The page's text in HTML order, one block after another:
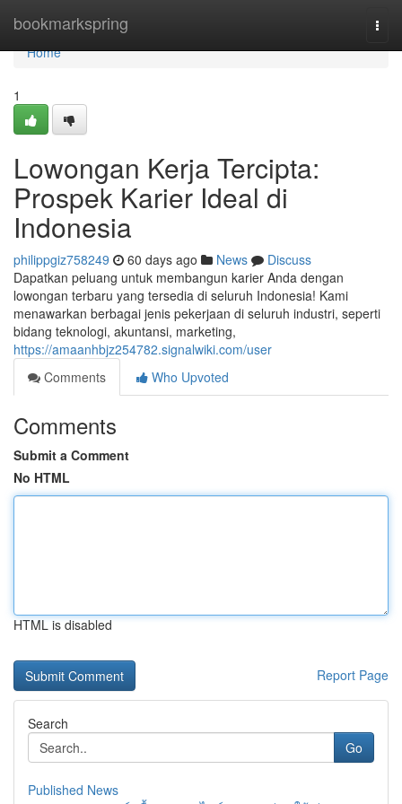
bookmarkspring
Home
Home
1
Lowongan Kerja Tercipta:
Prospek Karier Ideal di
Indonesia
philippgiz758249 60 days ago News
Discuss
Dapatkan peluang untuk membangun karier Anda dengan
lowongan terbaru yang tersedia di seluruh Indonesia! Kami
menawarkan berbagai jenis pekerjaan di seluruh industri, seperti
bidang teknologi, akuntansi, marketing,
https://amaanhbjz254782.signalwiki.com/user
Comments
Who Upvoted
Comments
Submit a Comment
No HTML
HTML is disabled
Report Page
Search
Go
Published News